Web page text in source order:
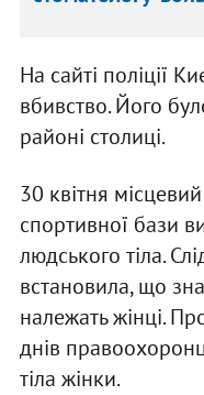
На сайті поліції
вбивство. Його
районі столиці.
30 квітня
спортивної бази
людського тіла.
встановила, що
належать жінці.
днів
тіла жінки.